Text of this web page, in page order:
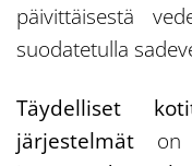
päivittäisestä
suodatetulla
Täydelliset
järjestelmät on